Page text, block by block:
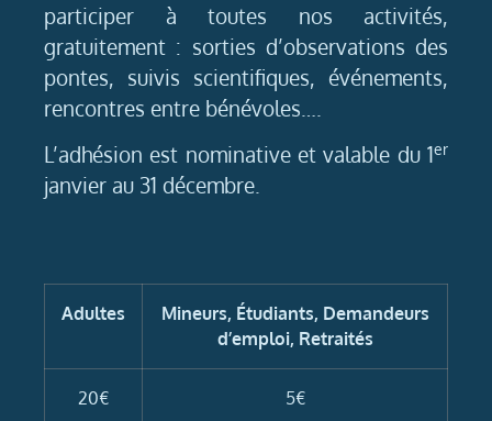
participer à toutes nos activités,
gratuitement : sorties d’observations des
pontes, suivis scientifiques, événements,
rencontres entre bénévoles….
L’adhésion est nominative et valable du 1er
janvier au 31 décembre.
Adultes
Mineurs, Étudiants, Demandeurs
d’emploi, Retraités
20€ 5€